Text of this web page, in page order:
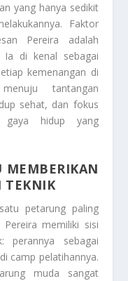
yang hanya sedikit
Faktor
Pereira adalah
Ia di kenal sebagai
kemenangan di
tantangan
sehat, dan fokus
hidup yang
MEMBERIKAN
TEKNIK
petarung paling
memiliki sisi
perannya sebagai
camp pelatihannya.
muda sangat